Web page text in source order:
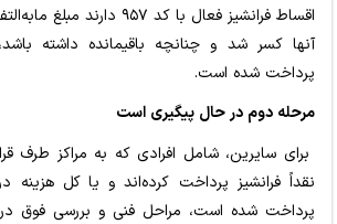
اقساط فرانشیز فعال با کد ۹۵۷
آنها کسر شد و چنانچه باقیمانده داشته
پرداخت شده است.
مرحله دوم در حال پیگیری است
برای سایرین، شامل افرادی که به مراکز طرف
نقداً فرانشیز پرداخت کرده‌اند و یا کل
پرداخت شده است، مراحل فنی و بررسی فوق